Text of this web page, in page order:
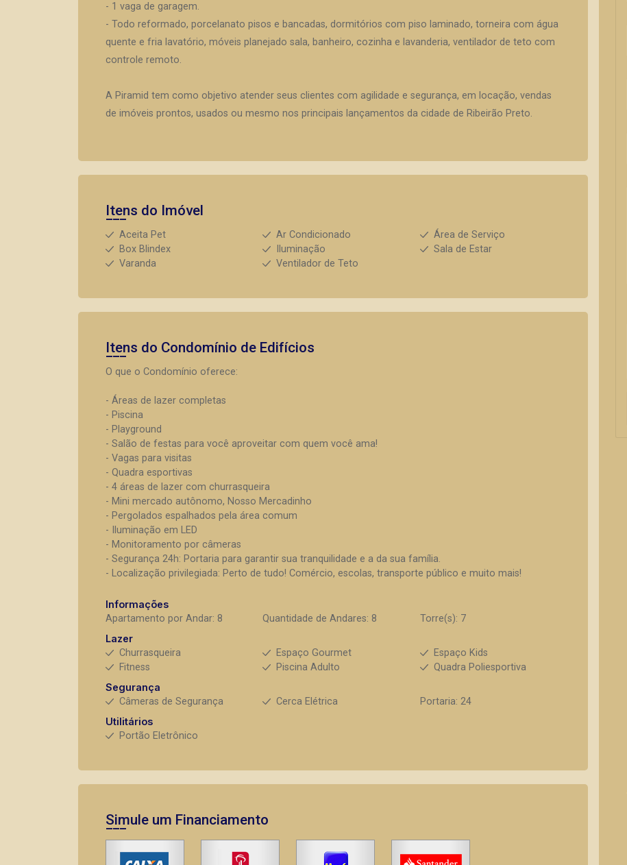
- 1 vaga de garagem.
- Todo reformado, porcelanato pisos e bancadas, dormitórios com piso laminado, torneira com água
quente e fria lavatório, móveis planejado sala, banheiro, cozinha e lavanderia, ventilador de teto com
controle remoto.
A Piramid tem como objetivo atender seus clientes com agilidade e segurança, em locação, vendas
de imóveis prontos, usados ou mesmo nos principais lançamentos da cidade de Ribeirão Preto.
Itens do Imóvel
Aceita Pet Ar Condicionado
Área de Serviço
Box Blindex
Iluminação
Sala de Estar
Varanda
Ventilador de Teto
Itens do Condomínio de Edifícios
O que o Condomínio oferece:
- Áreas de lazer completas
- Piscina
- Playground
- Salão de festas para você aproveitar com quem você ama!
- Vagas para visitas
- Quadra esportivas
- 4 áreas de lazer com churrasqueira
- Mini mercado autônomo, Nosso Mercadinho
- Pergolados espalhados pela área comum
- Iluminação em LED
- Monitoramento por câmeras
- Segurança 24h: Portaria para garantir sua tranquilidade e a da sua família.
- Localização privilegiada: Perto de tudo! Comércio, escolas, transporte público e muito mais!
Informações
Apartamento por Andar: 8
Quantidade de Andares: 8
Torre(s): 7
Lazer
Churrasqueira
Espaço Gourmet
Espaço Kids
Fitness
Piscina Adulto
Quadra Poliesportiva
Segurança
Câmeras de Segurança
Cerca Elétrica
Portaria: 24
Utilitários
Portão Eletrônico
Simule um Financiamento